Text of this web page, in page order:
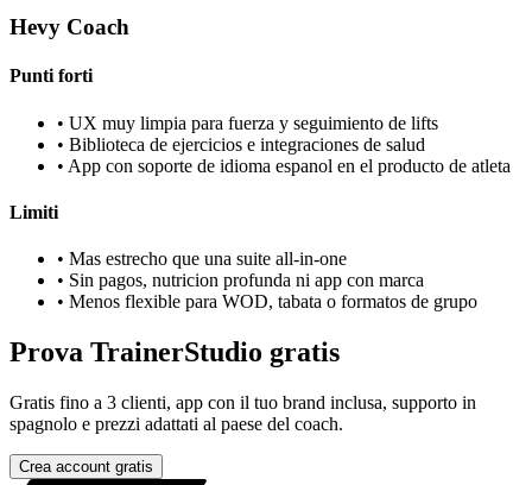
Hevy Coach
Punti forti
• UX muy limpia para fuerza y seguimiento de lifts
• Biblioteca de ejercicios e integraciones de salud
• App con soporte de idioma espanol en el producto de atleta
Limiti
• Mas estrecho que una suite all-in-one
• Sin pagos, nutricion profunda ni app con marca
• Menos flexible para WOD, tabata o formatos de grupo
Prova TrainerStudio gratis
Gratis fino a 3 clienti, app con il tuo brand inclusa, supporto in
spagnolo e prezzi adattati al paese del coach.
Crea account gratis